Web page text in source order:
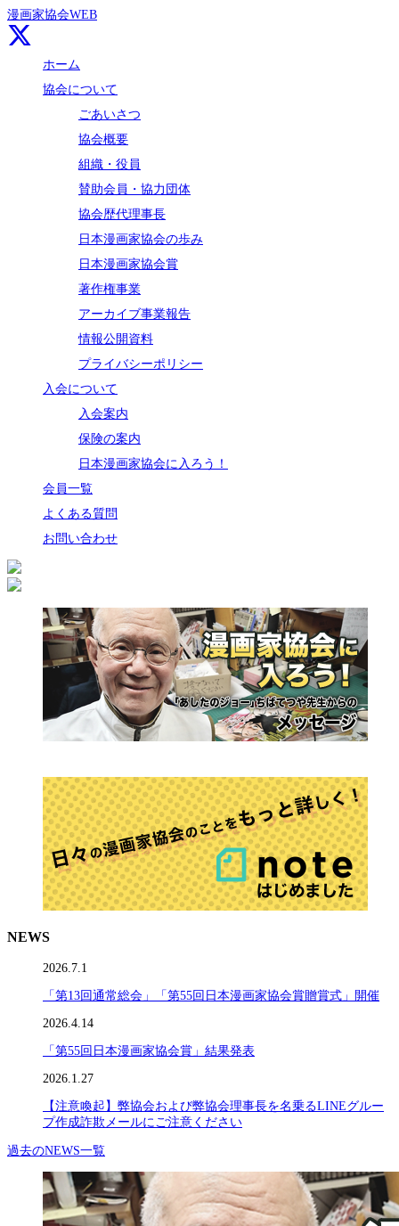
漫画家協会WEB
ホーム
協会について
ごあいさつ
協会概要
組織・役員
賛助会員・協力団体
協会歴代理事長
日本漫画家協会の歩み
日本漫画家協会賞
著作権事業
アーカイブ事業報告
情報公開資料
プライバシーポリシー
入会について
入会案内
保険の案内
日本漫画家協会に入ろう！
会員一覧
よくある質問
お問い合わせ
NEWS
2026.7.1
「第13回通常総会」「第55回日本漫画家協会賞贈賞式」開催
2026.4.14
「第55回日本漫画家協会賞」結果発表
2026.1.27
【注意喚起】弊協会および弊協会理事長を名乗るLINEグルー
プ作成詐欺メールにご注意ください
過去のNEWS一覧